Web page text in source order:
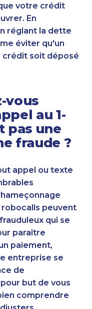
votre crédit
En
réglant la dette
éviter qu'un
crédit soit déposé
vous
au 1-
pas une
fraude ?
appel ou texte
peuvent
qui se
paraître
paiement,
entreprise se
de
but de vous
comprendre